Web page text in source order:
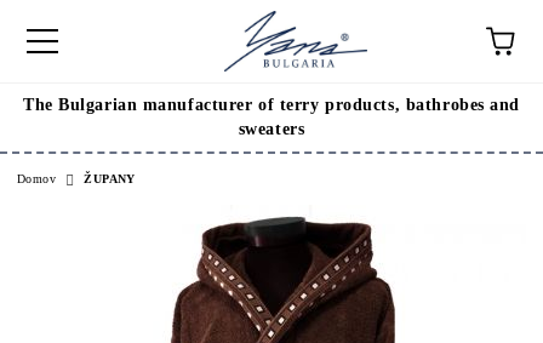
The Bulgarian manufacturer of terry products, bathrobes and
sweaters
Domov ŽUPANY